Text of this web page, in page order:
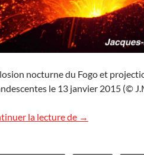
nocturne du Fogo et
le 13 janvier 2015 (©
la lecture de Éruption du
→